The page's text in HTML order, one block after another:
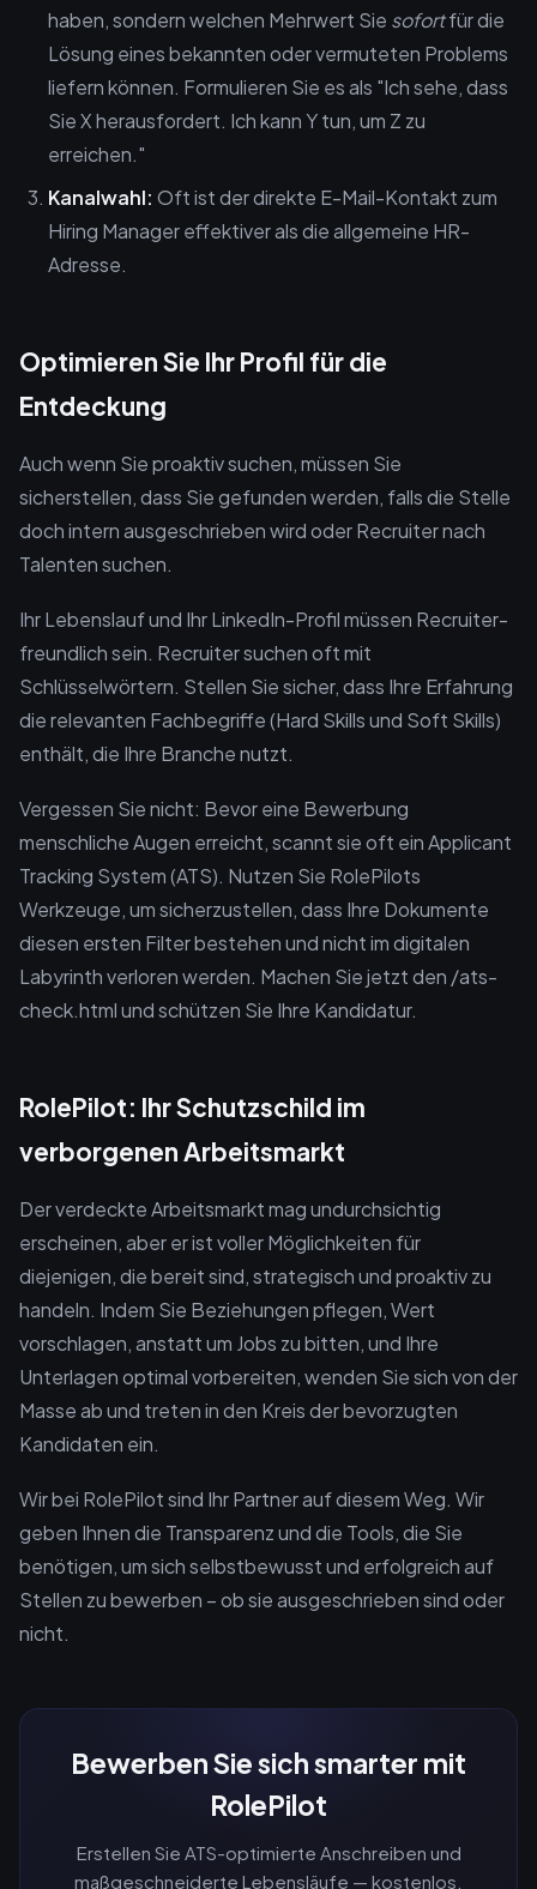
haben, sondern welchen Mehrwert Sie sofortfür die
Lösung eines bekannten oder vermuteten Problems
liefern können. Formulieren Sie es als "Ich sehe, dass
Sie X herausfordert. Ich kann Y tun, um Z zu
erreichen."
Kanalwahl: Oft ist der direkte E-Mail-Kontakt zum
Hiring Manager effektiver als die allgemeine HR-
Adresse.
Optimieren Sie Ihr Profil für die
Entdeckung
Auch wenn Sie proaktiv suchen, müssen Sie
sicherstellen, dass Sie gefunden werden, falls die Stelle
doch intern ausgeschrieben wird oder Recruiter nach
Talenten suchen.
Ihr Lebenslauf und Ihr LinkedIn-Profil müssen Recruiter-
freundlich sein. Recruiter suchen oft mit
Schlüsselwörtern. Stellen Sie sicher, dass Ihre Erfahrung
die relevanten Fachbegriffe (Hard Skills und Soft Skills)
enthält, die Ihre Branche nutzt.
Vergessen Sie nicht: Bevor eine Bewerbung
menschliche Augen erreicht, scannt sie oft ein Applicant
Tracking System (ATS). Nutzen Sie RolePilots
Werkzeuge, um sicherzustellen, dass Ihre Dokumente
diesen ersten Filter bestehen und nicht im digitalen
Labyrinth verloren werden. Machen Sie jetzt den /ats-
check.html und schützen Sie Ihre Kandidatur.
RolePilot: Ihr Schutzschild im
verborgenen Arbeitsmarkt
Der verdeckte Arbeitsmarkt mag undurchsichtig
erscheinen, aber er ist voller Möglichkeiten für
diejenigen, die bereit sind, strategisch und proaktiv zu
handeln. Indem Sie Beziehungen pflegen, Wert
vorschlagen, anstatt um Jobs zu bitten, und Ihre
Unterlagen optimal vorbereiten, wenden Sie sich von der
Masse ab und treten in den Kreis der bevorzugten
Kandidaten ein.
Wir bei RolePilot sind Ihr Partner auf diesem Weg. Wir
geben Ihnen die Transparenz und die Tools, die Sie
benötigen, um sich selbstbewusst und erfolgreich auf
Stellen zu bewerben – ob sie ausgeschrieben sind oder
nicht.
Bewerben Sie sich smarter mit
RolePilot
Erstellen Sie ATS-optimierte Anschreiben und
maßgeschneiderte Lebensläufe — kostenlos.